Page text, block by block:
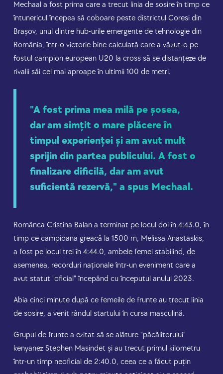
Mechaal a fost prima care a trecut linia de sosire în timp ce
întunericul începea să coboare peste districtul Coresi din
Brașov, unul dintre hub-urile emergente de tehnologie din
România, într-o victorie bine calculată care a văzut-o pe
fostul campion european U20 la cross să se distanțeze de
rivalii săi cel mai aproape în ultimii 100 de metri.
"A fost prima mea milă pe șosea,
dar am simțit o mare plăcere în
timpul experienței și am avut mult
sprijin din partea publicului. A fost o
finalizare dificilă, dar am avut
suficientă rezervă," a spus Mechaal.
Românca Cristina Balan a terminat pe locul doi în 4:43.0, în
timp ce campioana greacă la 1500 m, Melissa Anastaskis,
a fost pe locul trei în 4:44.0, ambele femei stabilind, de
asemenea, recorduri naționale într-un eveniment care a
avut statut "oficial" începând cu începutul anului 2023.
Abia cinci minute după ce femeile de frunte au trecut linia
de sosire, a venit rândul startului în cursa masculină.
Grupul de frunte a ezitat să se alăture "păcălitorului"
kenyanez Stephen Masindet și au trecut primul kilometru
într-un timp neoficial de 2:40.0, ceea ce a făcut puțin